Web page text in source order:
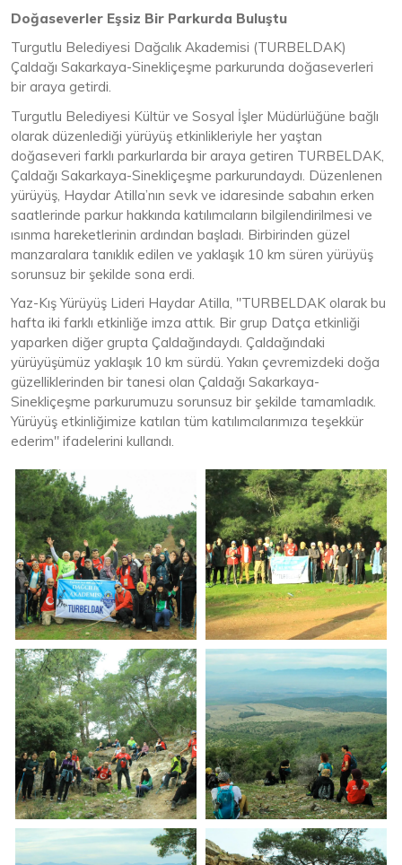
Doğaseverler Eşsiz Bir Parkurda Buluştu
Turgutlu Belediyesi Dağcılık Akademisi (TURBELDAK)
Çaldağı Sakarkaya-Sinekliçeşme parkurunda doğaseverleri
bir araya getirdi.
Turgutlu Belediyesi Kültür ve Sosyal İşler Müdürlüğüne bağlı
olarak düzenlediği yürüyüş etkinlikleriyle her yaştan
doğaseveri farklı parkurlarda bir araya getiren TURBELDAK,
Çaldağı Sakarkaya-Sinekliçeşme parkurundaydı. Düzenlenen
yürüyüş, Haydar Atilla’nın sevk ve idaresinde sabahın erken
saatlerinde parkur hakkında katılımcıların bilgilendirilmesi ve
ısınma hareketlerinin ardından başladı. Birbirinden güzel
manzaralara tanıklık edilen ve yaklaşık 10 km süren yürüyüş
sorunsuz bir şekilde sona erdi.
Yaz-Kış Yürüyüş Lideri Haydar Atilla, "TURBELDAK olarak bu
hafta iki farklı etkinliğe imza attık. Bir grup Datça etkinliği
yaparken diğer grupta Çaldağındaydı. Çaldağındaki
yürüyüşümüz yaklaşık 10 km sürdü. Yakın çevremizdeki doğa
güzelliklerinden bir tanesi olan Çaldağı Sakarkaya-
Sinekliçeşme parkurumuzu sorunsuz bir şekilde tamamladık.
Yürüyüş etkinliğimize katılan tüm katılımcılarımıza teşekkür
ederim" ifadelerini kullandı.